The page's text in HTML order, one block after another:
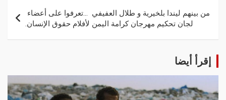
من بينهم ليندا بلخيرية و طلال العفيفي …تعرفوا على أعضاء
لجان تحكيم مهرجان كرامة اليمن لأفلام حقوق الإنسان.
إقرأ أيضا